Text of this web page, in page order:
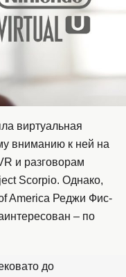
виртуальная
вниманию к ней на
и разговорам
Scorpio. Однако,
America Реджи Фис-
– по
до